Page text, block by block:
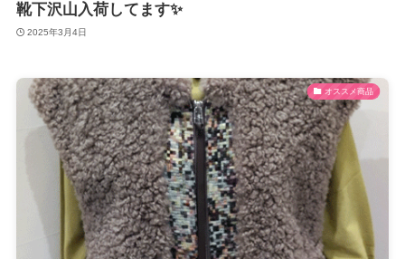
靴下沢山入荷してます✨
2025年3月4日
オススメ商品